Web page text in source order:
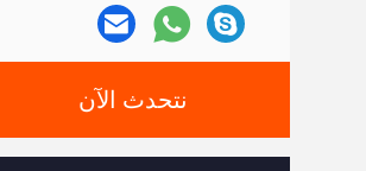
نتحدث الآن